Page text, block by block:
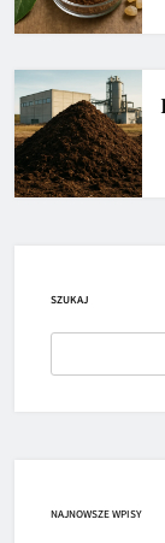
SZUKAJ
NAJNOWSZE WPISY